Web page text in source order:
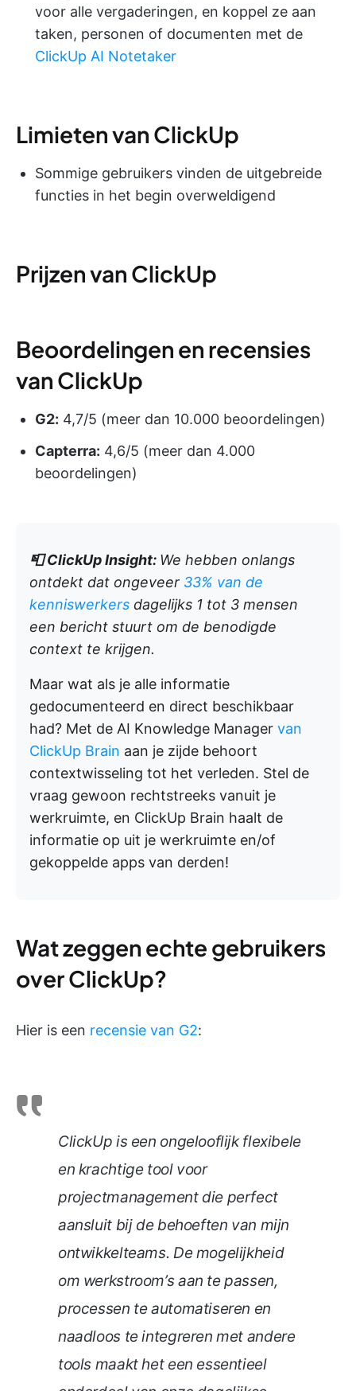
voor alle vergaderingen, en koppel ze aan
taken, personen of documenten met de
ClickUp AI Notetaker
Limieten van ClickUp
Sommige gebruikers vinden de uitgebreide
functies in het begin overweldigend
Prijzen van ClickUp
Beoordelingen en recensies
van ClickUp
G2: 4,7/5 (meer dan 10.000 beoordelingen)
Capterra: 4,6/5 (meer dan 4.000
beoordelingen)
📮ClickUp Insight: We hebben onlangs
ontdekt dat ongeveer 33% van de
kenniswerkers dagelijks 1 tot 3 mensen
een bericht stuurt om de benodigde
context te krijgen.
Maar wat als je alle informatie
gedocumenteerd en direct beschikbaar
had? Met de AI Knowledge Manager van
ClickUp Brain aan je zijde behoort
contextwisseling tot het verleden. Stel de
vraag gewoon rechtstreeks vanuit je
werkruimte, en ClickUp Brain haalt de
informatie op uit je werkruimte en/of
gekoppelde apps van derden!
Wat zeggen echte gebruikers
over ClickUp?
Hier is een recensie van G2:
ClickUp is een ongelooflijk flexibele
en krachtige tool voor
projectmanagement die perfect
aansluit bij de behoeften van mijn
ontwikkelteams. De mogelijkheid
om werkstroom’s aan te passen,
processen te automatiseren en
naadloos te integreren met andere
tools maakt het een essentieel